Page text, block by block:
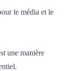
le média et le
une manière